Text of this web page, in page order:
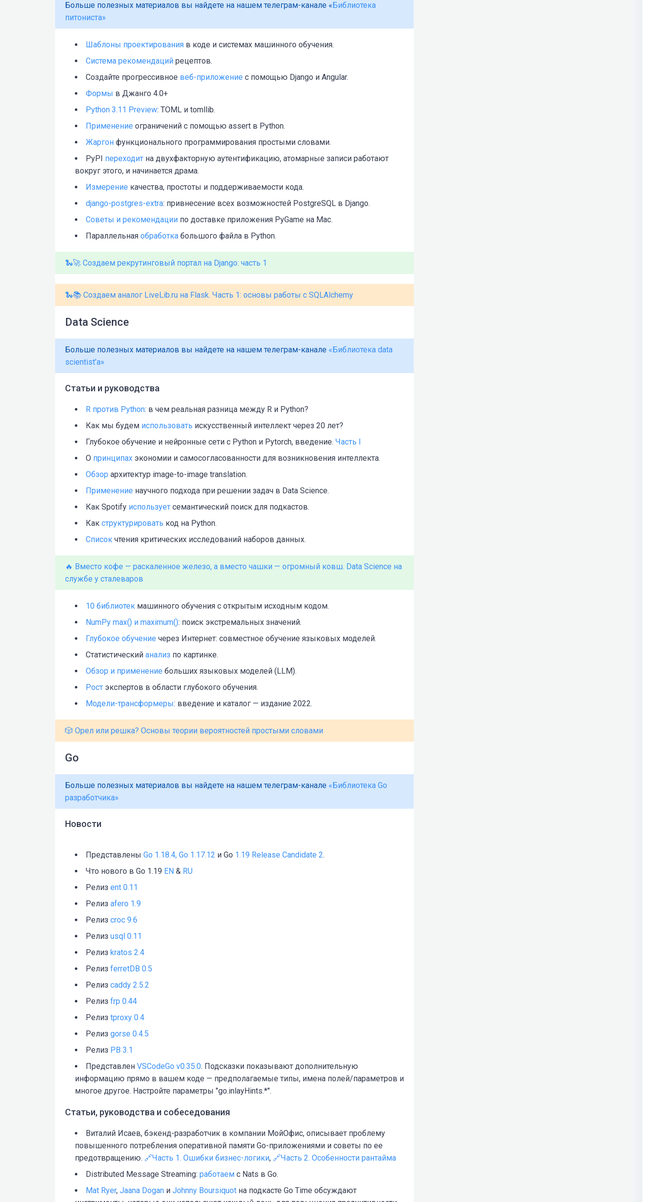
Больше полезных материалов вы найдете на нашем телеграм-канале «Библиотека
питониста»
Шаблоны проектирования в коде и системах машинного обучения.
Система рекомендаций рецептов.
Создайте прогрессивное веб-приложение с помощью Django и Angular.
Формы в Джанго 4.0+
Python 3.11 Preview: TOML и tomllib.
Применение ограничений с помощью assert в Python.
Жаргон функционального программирования простыми словами.
PyPI переходит на двухфакторную аутентификацию, атомарные записи работают
вокруг этого, и начинается драма.
Измерение качества, простоты и поддерживаемости кода.
django-postgres-extra: привнесение всех возможностей PostgreSQL в Django.
Советы и рекомендации по доставке приложения PyGame на Mac.
Параллельная обработка большого файла в Python.
🐍🚀 Создаем рекрутинговый портал на Django: часть 1
🐍📚 Создаем аналог LiveLib.ru на Flask. Часть 1: основы работы с SQLAlchemy
Data Science
Больше полезных материалов вы найдете на нашем телеграм-канале «Библиотека data
scientist’а»
Статьи и руководства
R против Python: в чем реальная разница между R и Python?
Как мы будем использовать искусственный интеллект через 20 лет?
Глубокое обучение и нейронные сети с Python и Pytorch, введение. Часть I
О принципах экономии и самосогласованности для возникновения интеллекта.
Обзор архитектур image-to-image translation.
Применение научного подхода при решении задач в Data Science.
Как Spotify использует семантический поиск для подкастов.
Как структурировать код на Python.
Список чтения критических исследований наборов данных.
🔥 Вместо кофе — раскаленное железо, а вместо чашки — огромный ковш. Data Science на
службе у сталеваров
10 библиотек машинного обучения с открытым исходным кодом.
NumPy max() и maximum(): поиск экстремальных значений.
Глубокое обучение через Интернет: совместное обучение языковых моделей.
Статистический анализ по картинке.
Обзор и применение больших языковых моделей (LLM).
Рост экспертов в области глубокого обучения.
Модели-трансформеры: введение и каталог — издание 2022.
🎲 Орел или решка? Основы теории вероятностей простыми словами
Go
Больше полезных материалов вы найдете на нашем телеграм-канале «Библиотека Go
разработчика»
Новости
Представлены Go 1.18.4, Go 1.17.12 и Go 1.19 Release Candidate 2.
Что нового в Go 1.19 EN & RU
Релиз ent 0.11
Релиз afero 1.9
Релиз croc 9.6
Релиз usql 0.11
Релиз kratos 2.4
Релиз ferretDB 0.5
Релиз caddy 2.5.2
Релиз frp 0.44
Релиз tproxy 0.4
Релиз gorse 0.4.5
Релиз PB 3.1
Представлен VSCodeGo v0.35.0. Подсказки показывают дополнительную
информацию прямо в вашем коде — предполагаемые типы, имена полей/параметров и
многое другое. Настройте параметры "go.inlayHints.*".
Статьи, руководства и собеседования
Виталий Исаев, бэкенд-разработчик в компании МойОфис, описывает проблему
повышенного потребления оперативной памяти Go-приложениями и советы по ее
предотвращению. 🔗Часть 1. Ошибки бизнес-логики, 🔗Часть 2. Особенности рантайма
Distributed Message Streaming: работаем с Nats в Go.
Mat Ryer, Jaana Dogan и Johnny Boursiquot на подкасте Go Time обсуждают